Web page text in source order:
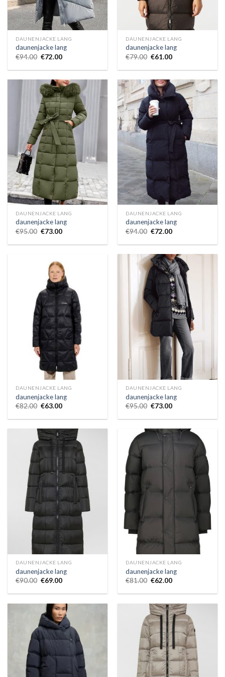
DAUNENJACKE LANG
daunenjacke lang
€94.00 €72.00
DAUNENJACKE LANG
daunenjacke lang
€79.00 €61.00
DAUNENJACKE LANG
daunenjacke lang
€95.00 €73.00
DAUNENJACKE LANG
daunenjacke lang
€94.00 €72.00
DAUNENJACKE LANG
daunenjacke lang
€82.00 €63.00
DAUNENJACKE LANG
daunenjacke lang
€95.00 €73.00
DAUNENJACKE LANG
daunenjacke lang
€90.00 €69.00
DAUNENJACKE LANG
daunenjacke lang
€81.00 €62.00